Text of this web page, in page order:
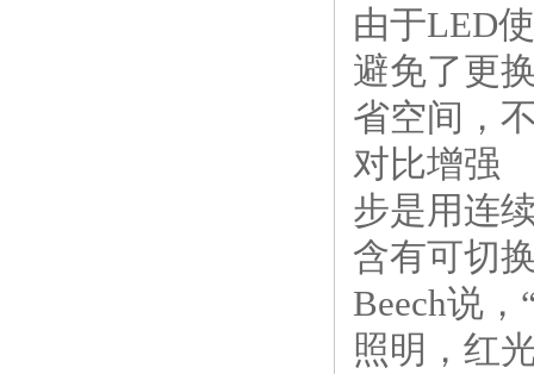
由于LED
避免了更
省空间，
对比增强
步是用连
含有可切
Beech说
照明，红